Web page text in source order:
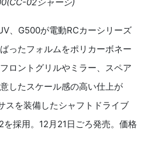
、G500が電動RCカーシリーズ
ったフォルムをポリカーボネー
ロントグリルやミラー、スペア
したスケール感の高い仕上が
スを装備したシャフトドライブ
採用。12月21日ごろ発売。価格